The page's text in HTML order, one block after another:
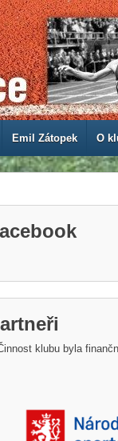
Emil Zátopek O
klubu byla